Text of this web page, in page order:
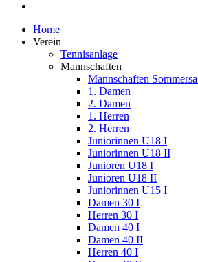
Home
Verein
Tennisanlage
Mannschaften
Mannschaften
1. Damen
2. Damen
1. Herren
2. Herren
Juniorinnen U18 I
Juniorinnen U18 II
Junioren U18 I
Junioren U18 II
Juniorinnen U15 I
Damen 30 I
Herren 30 I
Damen 40 I
Damen 40 II
Herren 40 I